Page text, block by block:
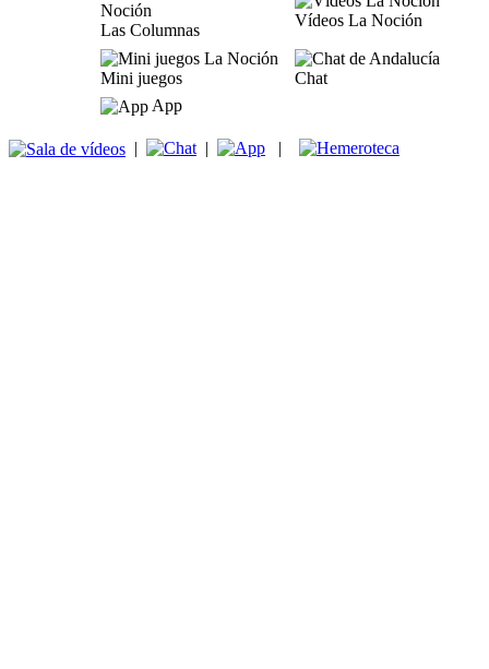
Las Columnas
Vídeos La Noción
Mini juegos
Chat
App
| | |